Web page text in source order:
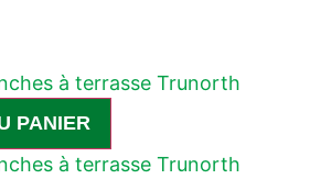
à terrasse Trunorth
PANIER
à terrasse Trunorth